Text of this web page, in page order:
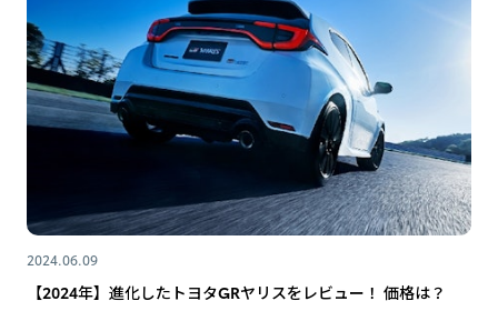
2024.06.09
【2024年】進化したトヨタGRヤリスをレビュー！ 価格は？